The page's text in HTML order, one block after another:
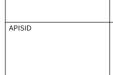
APISID